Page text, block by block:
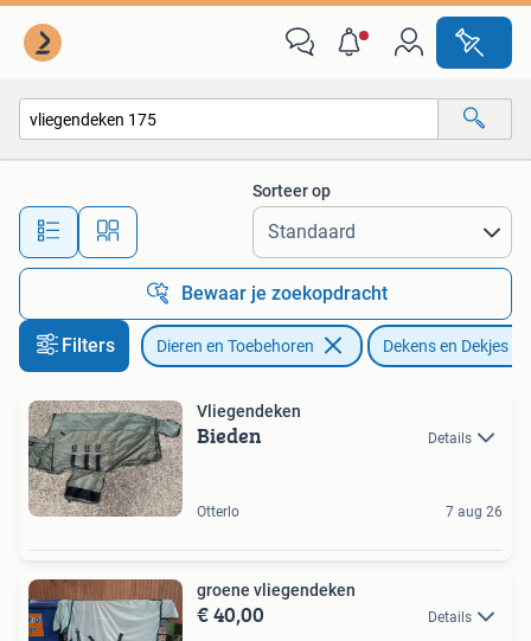
Alle afstanden…
Sorteer op
Bewaar je zoekopdracht
Filters Dieren en Toebehoren Dekens en Dekjes
Vliegendeken
Bieden Details
Otterlo 7 aug 26
groene vliegendeken
€ 40,00 Details